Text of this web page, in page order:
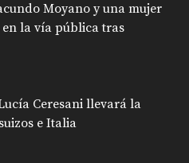
Moyano y una mujer
la vía pública tras
Ceresani llevará la
e Italia